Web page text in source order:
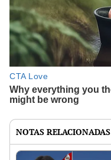
NOTAS RELACIONADAS